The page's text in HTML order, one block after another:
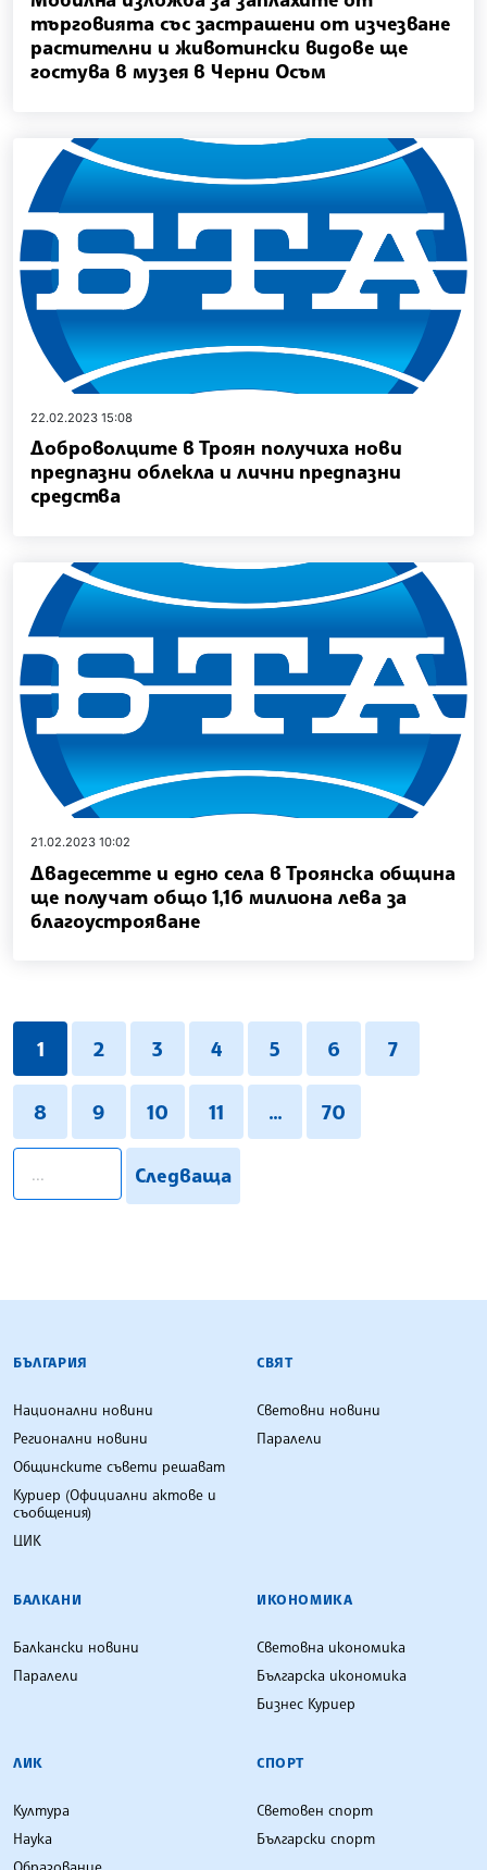
търговията със застрашени от изчезване
растителни и животински видове ще
гостува в музея в Черни Осъм
22.02.2023 15:08
Доброволците в Троян получиха нови
предпазни облекла и лични предпазни
средства
21.02.2023 10:02
Двадесетте и едно села в Троянска община
ще получат общо 1,16 милиона лева за
благоустрояване
1 2 3 4 5 6 7
8 9 10 11 ... 70
Следваща
БЪЛГАРСКА ТЕЛЕГРАФНА АГЕНЦИЯ
БЪЛГАРИЯ
Национални новини
Регионални новини
Общинските съвети решават
Куриер (Официални актове и
съобщения)
ЦИК
СВЯТ
Световни новини
Паралели
БАЛКАНИ
Балкански новини
Паралели
ИКОНОМИКА
Световна икономика
Българска икономика
Бизнес Куриер
ЛИК
Култура
Наука
Образование
СПОРТ
Световен спорт
Български спорт